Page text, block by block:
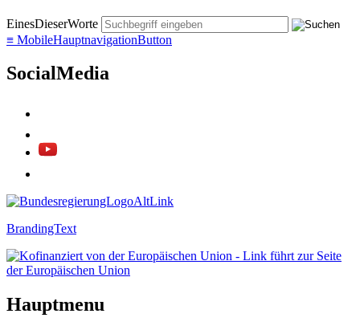
EinesDieserWorte
≡ MobileHauptnavigationButton
SocialMedia
BrandingText
Hauptmenu